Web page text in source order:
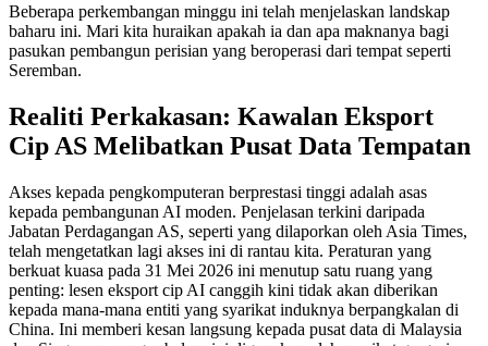
Beberapa perkembangan minggu ini telah menjelaskan landskap
baharu ini. Mari kita huraikan apakah ia dan apa maknanya bagi
pasukan pembangun perisian yang beroperasi dari tempat seperti
Seremban.
Realiti Perkakasan: Kawalan Eksport
Cip AS Melibatkan Pusat Data Tempatan
Akses kepada pengkomputeran berprestasi tinggi adalah asas
kepada pembangunan AI moden. Penjelasan terkini daripada
Jabatan Perdagangan AS, seperti yang dilaporkan oleh Asia Times,
telah mengetatkan lagi akses ini di rantau kita. Peraturan yang
berkuat kuasa pada 31 Mei 2026 ini menutup satu ruang yang
penting: lesen eksport cip AI canggih kini tidak akan diberikan
kepada mana-mana entiti yang syarikat induknya berpangkalan di
China. Ini memberi kesan langsung kepada pusat data di Malaysia